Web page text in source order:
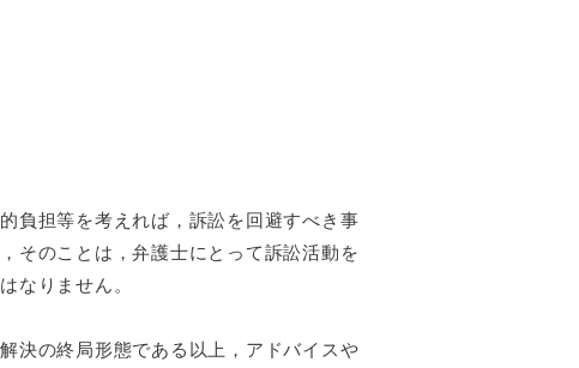
負担等を考えれば，訴訟を回避すべき事
そのことは，弁護士にとって訴訟活動を
なりません。
決の終局形態である以上，アドバイスや